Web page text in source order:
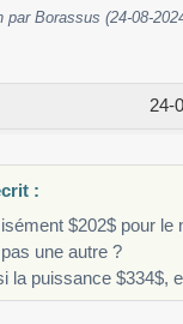
par Borassus (24-08-
24-
:
$202$ pour le
une autre ?
la puissance $334$,